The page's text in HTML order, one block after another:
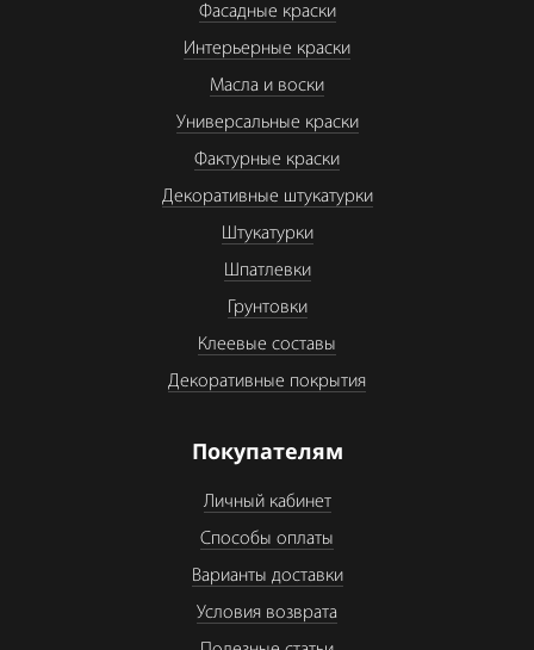
Фасадные краски
Интерьерные краски
Масла и воски
Универсальные краски
Фактурные краски
Декоративные штукатурки
Штукатурки
Шпатлевки
Грунтовки
Клеевые составы
Декоративные покрытия
Покупателям
Личный кабинет
Способы оплаты
Варианты доставки
Условия возврата